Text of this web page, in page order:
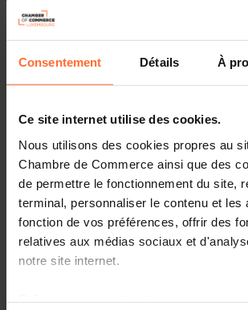
Consentement Détails À
Ce site internet utilise des cookies.
Nous utilisons des cookies propres au
Chambre de Commerce ainsi que des
de permettre le fonctionnement du site,
terminal, personnaliser le contenu et les
fonction de vos préférences, offrir des
relatives aux médias sociaux et
notre site internet.
PRGD Transport aérien de
dangereuses
PL Augmentation de capital de